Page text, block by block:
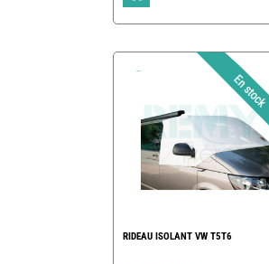
RIDEAU ISOLANT VW T5T6